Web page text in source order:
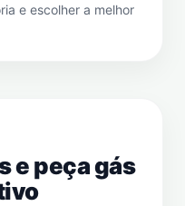
e escolher a melhor
e peça gás